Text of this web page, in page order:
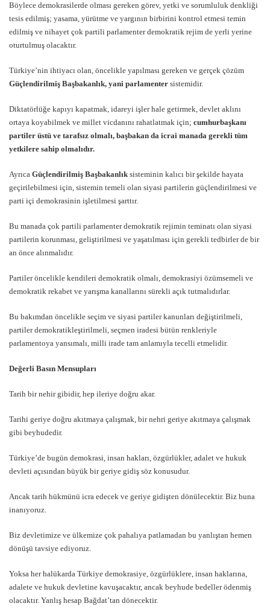
Böylece demokrasilerde olması gereken görev, yetki ve sorumluluk denkliği
tesis edilmiş; yasama, yürütme ve yargının birbirini kontrol etmesi temin
edilmiş ve nihayet çok partili parlamenter demokratik rejim de yerli yerine
oturtulmuş olacaktır.
Türkiye’nin ihtiyacı olan, öncelikle yapılması gereken ve gerçek çözüm
Güçlendirilmiş Başbakanlık, yani parlamenter sistemidir.
Diktatörlüğe kapıyı kapatmak, idareyi işler hale getirmek, devlet aklını
ortaya koyabilmek ve millet vicdanını rahatlatmak için; cumhurbaşkanı
partiler üstü ve tarafsız olmalı, başbakan da icrai manada gerekli tüm
yetkilere sahip olmalıdır.
Ayrıca Güçlendirilmiş Başbakanlık sisteminin kalıcı bir şekilde hayata
geçirilebilmesi için, sistemin temeli olan siyasi partilerin güçlendirilmesi ve
parti içi demokrasinin işletilmesi şarttır.
Bu manada çok partili parlamenter demokratik rejimin teminatı olan siyasi
partilerin korunması, geliştirilmesi ve yaşatılması için gerekli tedbirler de bir
an önce alınmalıdır.
Partiler öncelikle kendileri demokratik olmalı, demokrasiyi özümsemeli ve
demokratik rekabet ve yarışma kanallarını sürekli açık tutmalıdırlar.
Bu bakımdan öncelikle seçim ve siyasi partiler kanunları değiştirilmeli,
partiler demokratikleştirilmeli, seçmen iradesi bütün renkleriyle
parlamentoya yansımalı, milli irade tam anlamıyla tecelli etmelidir.
Değerli Basın Mensupları
Tarih bir nehir gibidir, hep ileriye doğru akar.
Tarihi geriye doğru akıtmaya çalışmak, bir nehri geriye akıtmaya çalışmak
gibi beyhudedir.
Türkiye’de bugün demokrasi, insan hakları, özgürlükler, adalet ve hukuk
devleti açısından büyük bir geriye gidiş söz konusudur.
Ancak tarih hükmünü icra edecek ve geriye gidişten dönülecektir. Biz buna
inanıyoruz.
Biz devletimize ve ülkemize çok pahalıya patlamadan bu yanlıştan hemen
dönüşü tavsiye ediyoruz.
Yoksa her halükarda Türkiye demokrasiye, özgürlüklere, insan haklarına,
adalete ve hukuk devletine kavuşacaktır, ancak beyhude bedeller ödenmiş
olacaktır. Yanlış hesap Bağdat’tan dönecektir.